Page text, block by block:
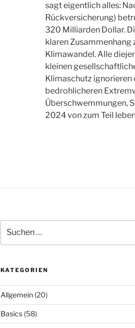
sagt eigentlich alles:
Rückversicherung)
320 Milliarden Dollar.
klaren Zusammenhang
Klimawandel. Alle
kleinen
Klimaschutz ignorieren
bedrohlicheren
Überschwemmungen,
2024 von zum Teil
nach:
KATEGORIEN
Allgemein (20)
Basics (58)